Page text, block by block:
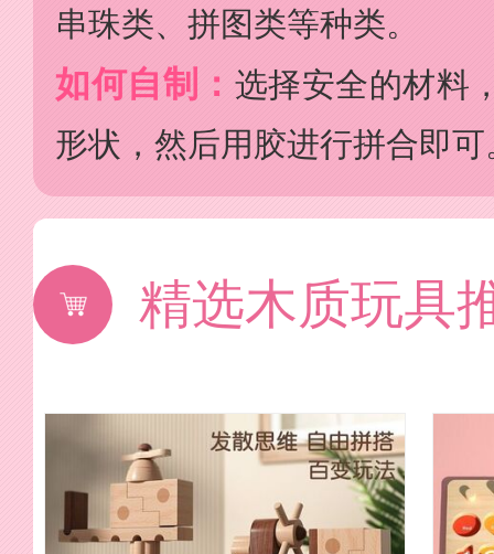
串珠类、拼图类等种类。
如何自制： 选择安全的材料
形状，然后用胶进行拼合即可
精选木质玩具